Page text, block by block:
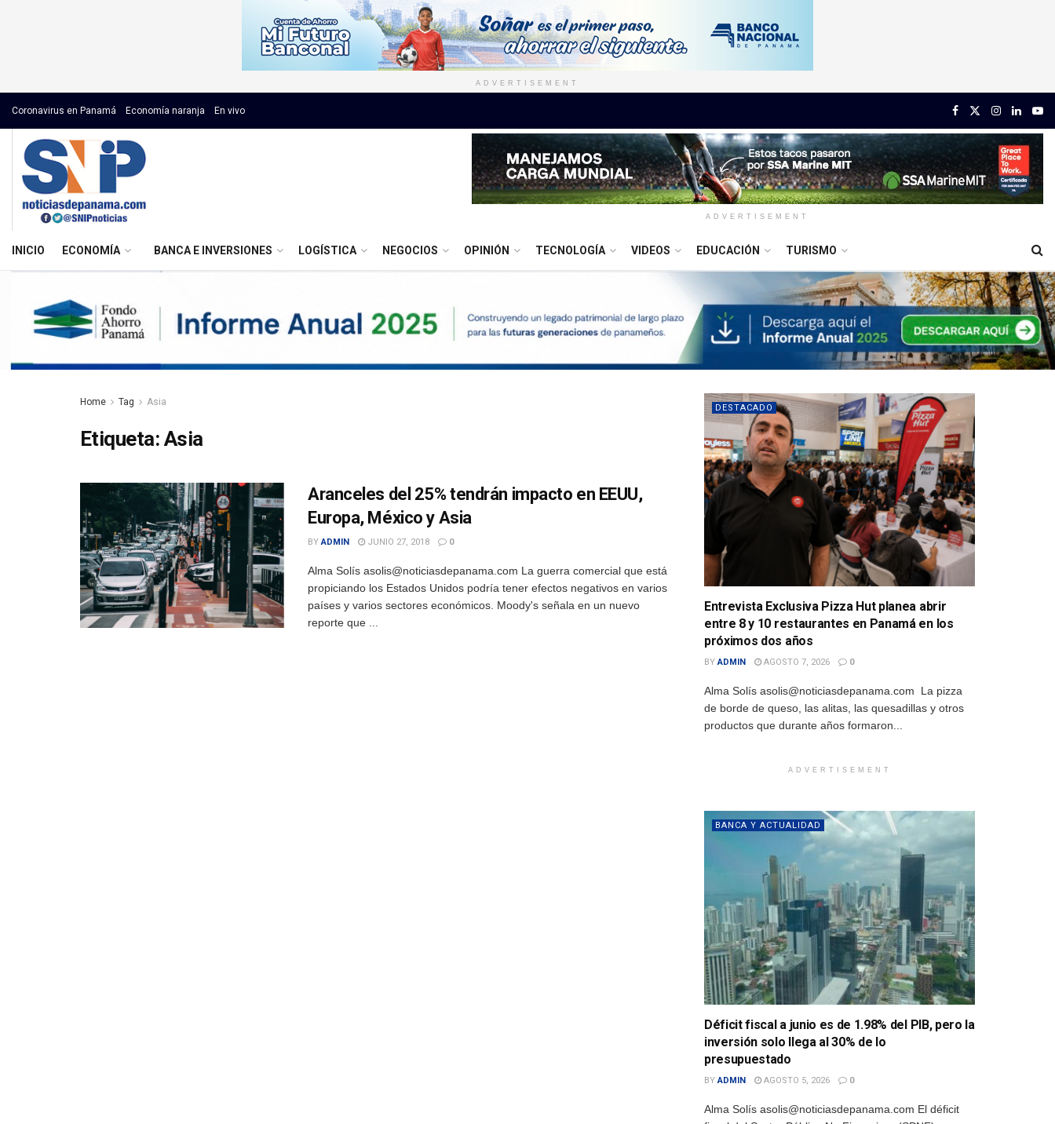
ADVERTISEMENT
Coronavirus en Panamá Economía naranja En vivo
ADVERTISEMENT
INICIO ECONOMÍA BANCA E INVERSIONES LOGÍSTICA NEGOCIOS OPINIÓN TECNOLOGÍA VIDEOS EDUCACIÓN TURISMO
Home Tag Asia
Etiqueta: Asia
Aranceles del 25% tendrán impacto en EEUU,
Europa, México y Asia
BY ADMIN JUNIO 27, 2018 0
Alma Solís asolis@noticiasdepanama.com La guerra comercial que está
propiciando los Estados Unidos podría tener efectos negativos en varios
países y varios sectores económicos. Moody's señala en un nuevo
reporte que ...
DESTACADO
Entrevista Exclusiva Pizza Hut planea abrir
entre 8 y 10 restaurantes en Panamá en los
próximos dos años
BY ADMIN AGOSTO 7, 2026 0
Alma Solís asolis@noticiasdepanama.com La pizza
de borde de queso, las alitas, las quesadillas y otros
productos que durante años formaron...
ADVERTISEMENT
BANCA Y ACTUALIDAD
Déficit fiscal a junio es de 1.98% del PIB, pero la
inversión solo llega al 30% de lo
presupuestado
BY ADMIN AGOSTO 5, 2026 0
Alma Solís asolis@noticiasdepanama.com El déficit